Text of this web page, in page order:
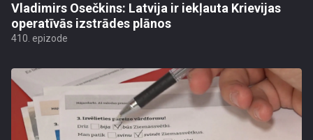
Vladimirs Osečkins: Latvija ir iekļauta Krievijas
operatīvās izstrādes plānos
410. epizode